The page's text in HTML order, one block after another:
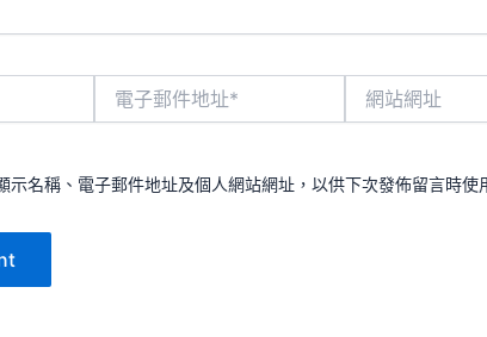
地
示名稱、電子郵件地址及個人網站網址，以供下次發佈留言時使